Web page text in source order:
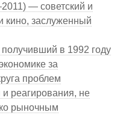
— советский и
кино, заслуженный
в 1992 году
за
проблем
и реагирования, не
рыночным